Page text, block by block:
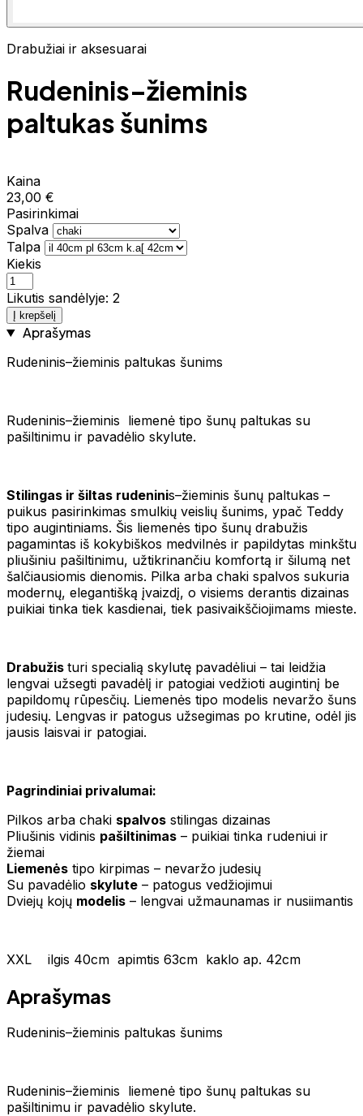
Drabužiai ir aksesuarai
Rudeninis–žieminis
paltukas šunims
Kaina
23,00 €
Pasirinkimai
Spalva
Talpa
Kiekis
Likutis sandėlyje: 2
Į krepšelį
Aprašymas
Rudeninis–žieminis paltukas šunims
Rudeninis–žieminis liemenė tipo šunų paltukas su
pašiltinimu ir pavadėlio skylute.
Stilingas ir šiltas rudeninis–žieminis šunų paltukas –
puikus pasirinkimas smulkių veislių šunims, ypač Teddy
tipo augintiniams. Šis liemenės tipo šunų drabužis
pagamintas iš kokybiškos medvilnės ir papildytas minkštu
pliušiniu pašiltinimu, užtikrinančiu komfortą ir šilumą net
šalčiausiomis dienomis. Pilka arba chaki spalvos sukuria
modernų, elegantišką įvaizdį, o visiems derantis dizainas
puikiai tinka tiek kasdienai, tiek pasivaikščiojimams mieste.
Drabužis turi specialią skylutę pavadėliui – tai leidžia
lengvai užsegti pavadėlį ir patogiai vedžioti augintinį be
papildomų rūpesčių. Liemenės tipo modelis nevaržo šuns
judesių. Lengvas ir patogus užsegimas po krutine, odėl jis
jausis laisvai ir patogiai.
Pagrindiniai privalumai:
Pilkos arba chaki spalvos stilingas dizainas
Pliušinis vidinis pašiltinimas – puikiai tinka rudeniui ir
žiemai
Liemenės tipo kirpimas – nevaržo judesių
Su pavadėlio skylute – patogus vedžiojimui
Dviejų kojų modelis – lengvai užmaunamas ir nusiimantis
XXL ilgis 40cm apimtis 63cm kaklo ap. 42cm
Aprašymas
Rudeninis–žieminis paltukas šunims
Rudeninis–žieminis liemenė tipo šunų paltukas su
pašiltinimu ir pavadėlio skylute.